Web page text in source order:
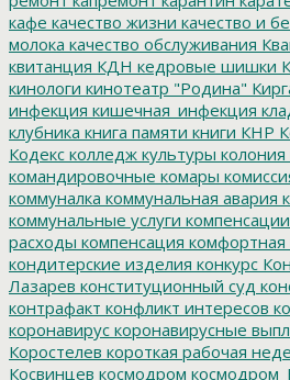
кафе качество жизни качество и
молока качество обслуживания
квитанция КДН кедровые шишки
кинологи кинотеатр "Родина"
инфекция кишечная_инфекция
клубника книга памяти книги КНР
Кодекс колледж культуры колония
командировочные комары
коммуналка коммунальная авария
коммунальные услуги компенсации
расходы компенсация комфортная
кондитерские изделия конкурс
Лазарев конституционный суд
контрафакт конфликт интересов
коронавирус коронавирусные
Коростелев короткая рабочая
Косвинцев космодром